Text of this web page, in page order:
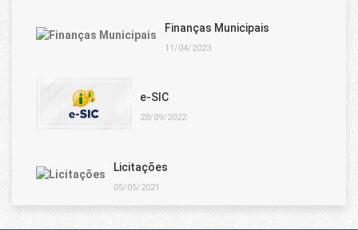
Finanças Municipais
11/04/2023
e-SIC
28/09/2022
Licitações
05/05/2021